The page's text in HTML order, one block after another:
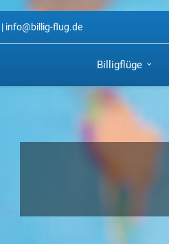
| info@billig-flug.de
Billigflüge